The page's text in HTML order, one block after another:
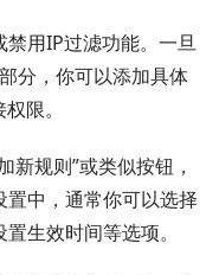
用IP过滤功能。一旦
分，你可以添加具体
限。
新规则”或类似按钮，
中，通常你可以选择
生效时间等选项。